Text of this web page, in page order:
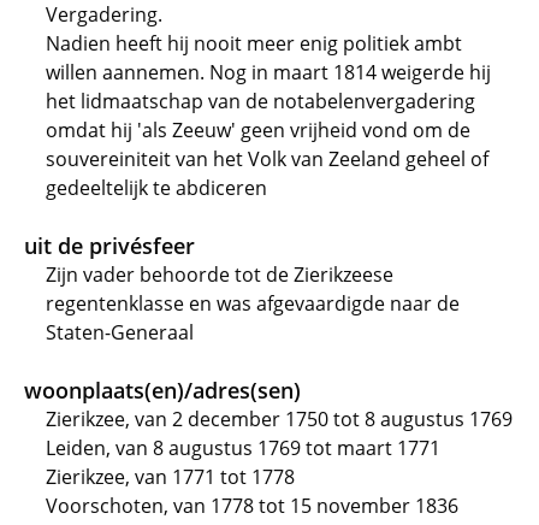
Vergadering.
Nadien heeft hij nooit meer enig politiek ambt
willen aannemen. Nog in maart 1814 weigerde hij
het lidmaatschap van de notabelenvergadering
omdat hij 'als Zeeuw' geen vrijheid vond om de
souvereiniteit van het Volk van Zeeland geheel of
gedeeltelijk te abdiceren
uit de privésfeer
Zijn vader behoorde tot de Zierikzeese
regentenklasse en was afgevaardigde naar de
Staten-Generaal
woonplaats(en)/adres(sen)
Zierikzee, van 2 december 1750 tot 8 augustus 1769
Leiden, van 8 augustus 1769 tot maart 1771
Zierikzee, van 1771 tot 1778
Voorschoten, van 1778 tot 15 november 1836